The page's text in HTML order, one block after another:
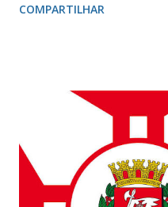
compositores e poetas.
pelo seu cartão-postal: o
localidade uma das mais
bairros mais caros do país.
Leblon completou 100
COMPARTILHAR